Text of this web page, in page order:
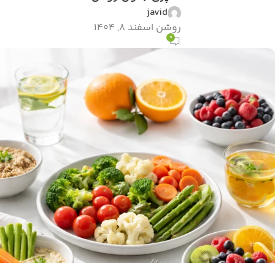
javid
روشن اسفند 8, 1404
0